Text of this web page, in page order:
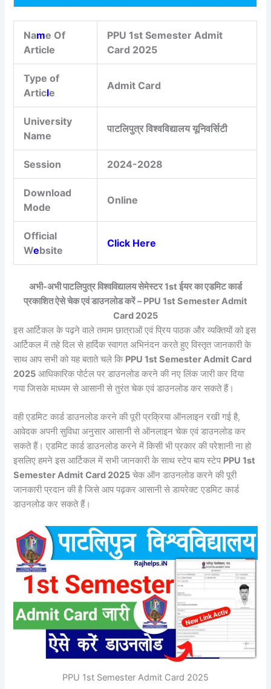
Name Of
Article
PPU 1st Semester Admit
Card 2025
Type of
Article
Admit Card
University
Name
पाटलिपुत्र विश्वविद्यालय यूनिवर्सिटी
Session 2024-2028
Download
Mode
Online
Official
Website
Click Here
अभी-अभी पाटलिपुत्र विश्वविद्यालय सेमेस्टर 1st ईयर का एडमिट कार्ड
प्रकाशित ऐसे चेक एवं डाउनलोड करें – PPU 1st Semester Admit
Card 2025
इस आर्टिकल के पढ़ने वाले तमाम छात्राओं एवं प्रिय पाठक और व्यक्तियों को इस
आर्टिकल में तहे दिल से हार्दिक स्वागत अभिनंदन करते हुए विस्तृत जानकारी के
साथ आप सभी को यह बताते चले कि PPU 1st Semester Admit Card
2025 आधिकारिक पोर्टल पर डाउनलोड करने की नए लिंक जारी कर दिया
गया जिसके माध्यम से आसानी से तुरंत चेक एवं डाउनलोड कर सकते हैं।
वही एडमिट कार्ड डाउनलोड करने की पूरी प्रक्रिया ऑनलाइन रखी गई है,
आवेदक अपनी सुविधा अनुसार आसानी से ऑनलाइन चेक एवं डाउनलोड कर
सकते हैं। एडमिट कार्ड डाउनलोड करने में किसी भी प्रकार की परेशानी ना हो
इसलिए हमने इस आर्टिकल में सभी जानकारी के साथ स्टेप बाय स्टेप PPU 1st
Semester Admit Card 2025 चेक ऑन डाउनलोड करने की पूरी
जानकारी प्रदान की है जिसे आप पढ़कर आसानी से डायरेक्ट एडमिट कार्ड
डाउनलोड कर सकते हैं।
PPU 1st Semester Admit Card 2025